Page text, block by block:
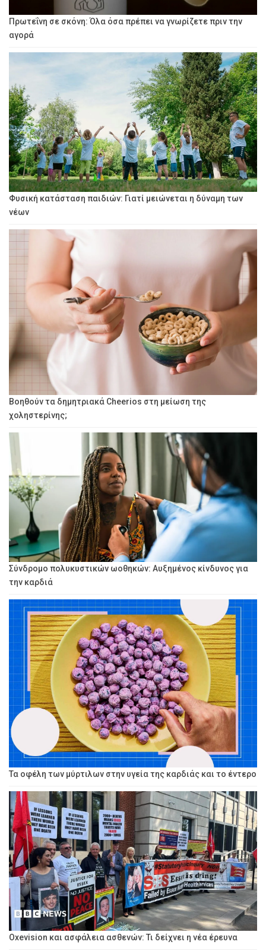
Πρωτεΐνη σε σκόνη: Όλα όσα πρέπει να γνωρίζετε πριν την
αγορά
Φυσική κατάσταση παιδιών: Γιατί μειώνεται η δύναμη των
νέων
Βοηθούν τα δημητριακά Cheerios στη μείωση της
χοληστερίνης;
Σύνδρομο πολυκυστικών ωοθηκών: Αυξημένος κίνδυνος για
την καρδιά
Τα οφέλη των μύρτιλων στην υγεία της καρδιάς και το έντερο
Oxevision και ασφάλεια ασθενών: Τι δείχνει η νέα έρευνα